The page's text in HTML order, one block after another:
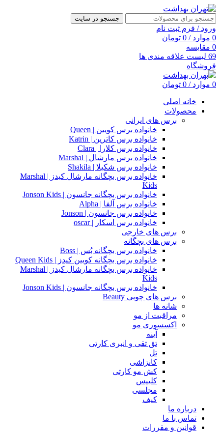
جستجو در سایت
ورود / فرم ثبت نام
0 موارد /
0 تومان
0 مقایسه
69 لیست علاقه مندی ها
فروشگاه
0 موارد /
0 تومان
خانه اصلی
محصولات
برس های ایرانی
خانواده برس کویین | Queen
خانواده برس کاترین | Katrin
خانواده برس کلارا | Clara
خانواده برس مارشال | Marshal
خانواده برس شکیلا | Shakila
خانواده برس بچگانه مارشال کیدز | Marshal
Kids
خانواده برس بچگانه جانسون | Jonson Kids
خانواده برس آلفا | Alpha
خانواده برس جانسون | Jonson
خانواده برس اسکار | oscar
برس های خارجی
برس های بچگانه
خانواده برس بچگانه بُس | Boss
خانواده برس بچگانه کویین کیدز | Queen Kids
خانواده برس بچگانه مارشال کیدز | Marshal
Kids
خانواده برس بچگانه جانسون | Jonson Kids
برس های چوبی Beauty
شانه ها
مراقبت از مو
اکسسوری مو
آینه
تق تقی و انبری کارتی
تل
کانزاشی
کش مو کارتی
کلیپس
مجلسی
کیف
درباره ما
تماس با ما
قوانین و مقررات